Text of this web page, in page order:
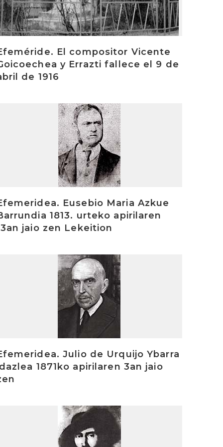
El compositor Vicente
y Errazti fallece el 9 de
de 1916
Eusebio Maria Azkue
1813. urteko apirilaren
jaio zen Lekeition
Julio de Urquijo Ybarra
1871ko apirilaren 3an jaio